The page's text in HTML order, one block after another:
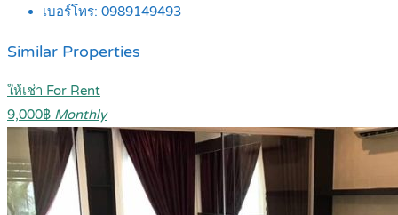
เบอร์โทร: 0989149493
Similar Properties
ให้เช่า For Rent
9,000฿ Monthly